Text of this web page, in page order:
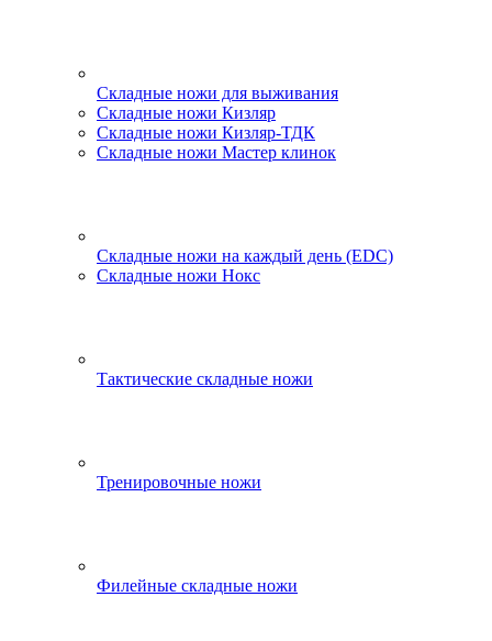
Складные ножи для выживания
Складные ножи Кизляр
Складные ножи Кизляр-ТДК
Складные ножи Мастер клинок
Складные ножи на каждый день (EDC)
Складные ножи Нокс
Тактические складные ножи
Тренировочные ножи
Филейные складные ножи